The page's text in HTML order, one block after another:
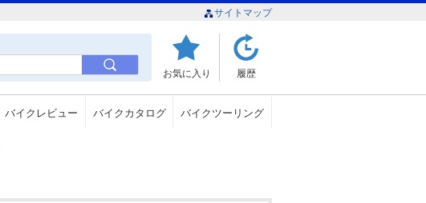
サイトマップ
お気に入り 履歴
バイクレビュー バイクカタログ バイクツーリング